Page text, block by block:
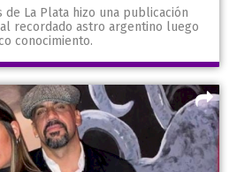
La Plata hizo una publicación
recordado astro argentino luego
conocimiento.